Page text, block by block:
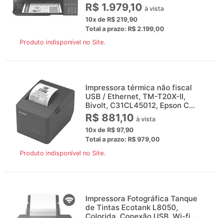
R$ 1.979,10 à vista
10x de R$ 219,90
Total a prazo: R$ 2.199,00
Produto indisponível no Site.
Impressora térmica não fiscal
USB / Ethernet, TM-T20X-II,
Bivolt, C31CL45012, Epson C...
R$ 881,10 à vista
10x de R$ 97,90
Total a prazo: R$ 979,00
Produto indisponível no Site.
Impressora Fotográfica Tanque
de Tintas Ecotank L8050,